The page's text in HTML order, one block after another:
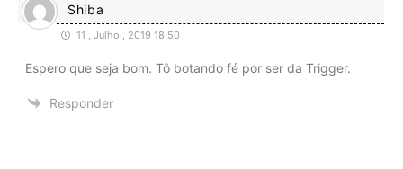
Shiba
11 , Julho , 2019 18:50
Espero que seja bom. Tô botando fé por ser da Trigger.
Responder